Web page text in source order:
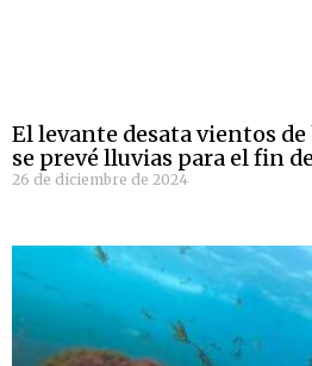
El levante desata vientos
se prevé lluvias para el fin
26 de diciembre de 2024